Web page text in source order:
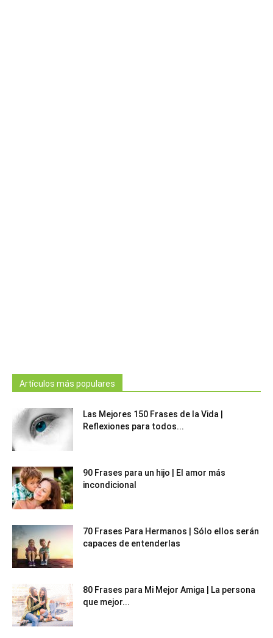
Artículos más populares
Las Mejores 150 Frases de la Vida |
Reflexiones para todos...
90 Frases para un hijo | El amor más
incondicional
70 Frases Para Hermanos | Sólo ellos serán
capaces de entenderlas
80 Frases para Mi Mejor Amiga | La persona
que mejor...